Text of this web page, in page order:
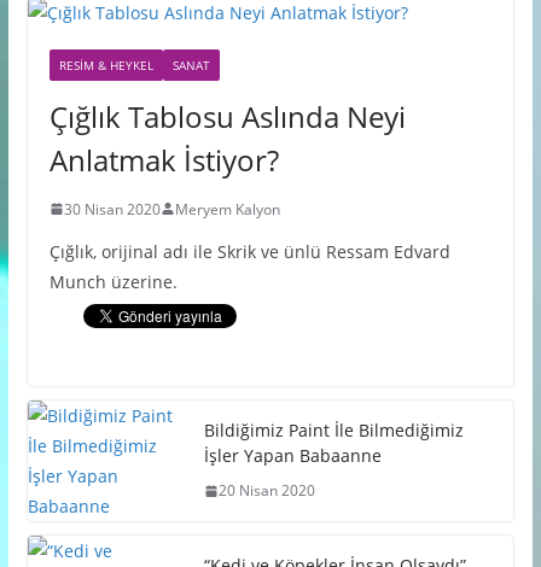
RESIM & HEYKEL SANAT
Çığlık Tablosu Aslında Neyi
Anlatmak İstiyor?
30 Nisan 2020 Meryem Kalyon
Çığlık, orijinal adı ile Skrik ve ünlü Ressam Edvard
Munch üzerine.
Bildiğimiz Paint İle Bilmediğimiz
İşler Yapan Babaanne
20 Nisan 2020